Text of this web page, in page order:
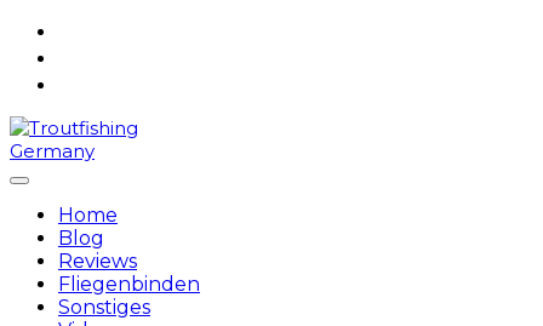
Skip
Home
Blog
Reviews
Fliegenbinden
Sonstiges